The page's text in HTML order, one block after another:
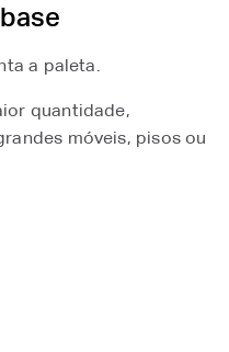
a paleta.
quantidade,
móveis, pisos ou